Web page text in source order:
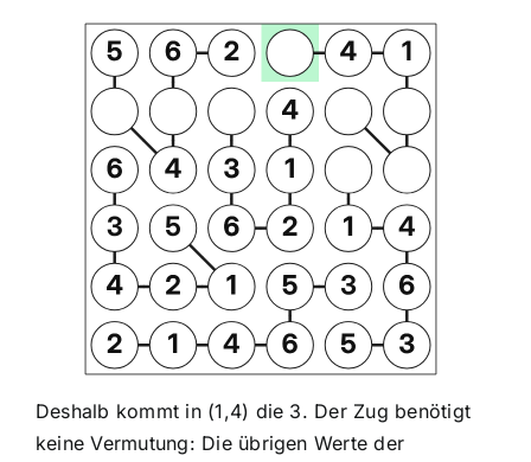
Deshalb kommt in (1,4) die 3. Der Zug benötigt
keine Vermutung: Die übrigen Werte der